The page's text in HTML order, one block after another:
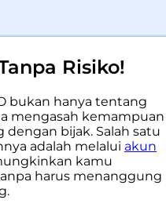
Risiko!
bukan hanya tentang
mengasah kemampuan
bijak. Salah satu
adalah melalui akun
kamu
harus menanggung